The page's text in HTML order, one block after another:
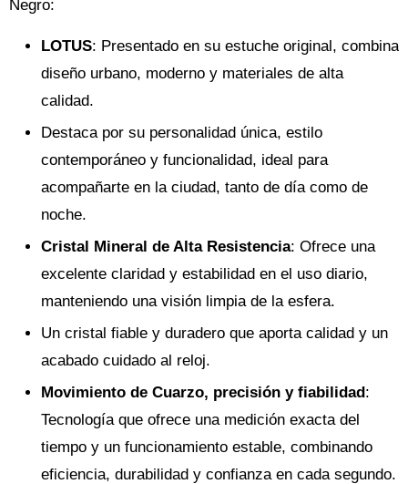
Negro:
LOTUS: Presentado en su estuche original, combina
diseño urbano, moderno y materiales de alta
calidad.
Destaca por su personalidad única, estilo
contemporáneo y funcionalidad, ideal para
acompañarte en la ciudad, tanto de día como de
noche.
Cristal Mineral de Alta Resistencia: Ofrece una
excelente claridad y estabilidad en el uso diario,
manteniendo una visión limpia de la esfera.
Un cristal fiable y duradero que aporta calidad y un
acabado cuidado al reloj.
Movimiento de Cuarzo, precisión y fiabilidad:
Tecnología que ofrece una medición exacta del
tiempo y un funcionamiento estable, combinando
eficiencia, durabilidad y confianza en cada segundo.